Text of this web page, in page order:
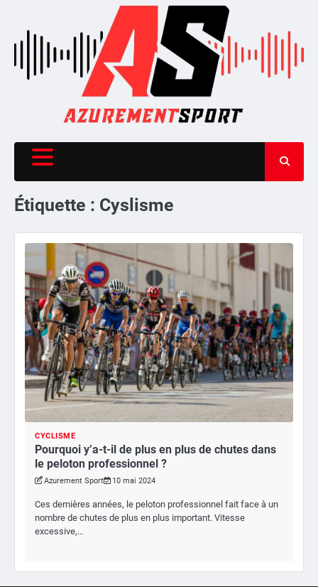
content
Étiquette : Cyslisme
CYCLISME
Pourquoi y’a-t-il de plus en plus de chutes dans
le peloton professionnel ?
Azurement Sport 10 mai 2024
Ces dernières années, le peloton professionnel fait face à un
nombre de chutes de plus en plus important. Vitesse
excessive,…